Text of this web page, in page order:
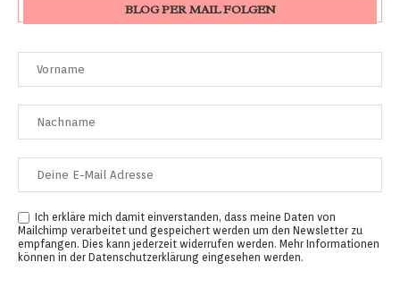
BLOG PER MAIL FOLGEN
Ich erkläre mich damit einverstanden, dass meine Daten von
Mailchimp verarbeitet und gespeichert werden um den Newsletter zu
empfangen. Dies kann jederzeit widerrufen werden. Mehr Informationen
können in der Datenschutzerklärung eingesehen werden.